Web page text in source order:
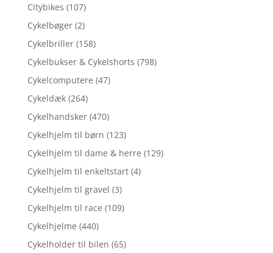
Citybikes (107)
Cykelbøger (2)
Cykelbriller (158)
Cykelbukser & Cykelshorts (798)
Cykelcomputere (47)
Cykeldæk (264)
Cykelhandsker (470)
Cykelhjelm til børn (123)
Cykelhjelm til dame & herre (129)
Cykelhjelm til enkeltstart (4)
Cykelhjelm til gravel (3)
Cykelhjelm til race (109)
Cykelhjelme (440)
Cykelholder til bilen (65)